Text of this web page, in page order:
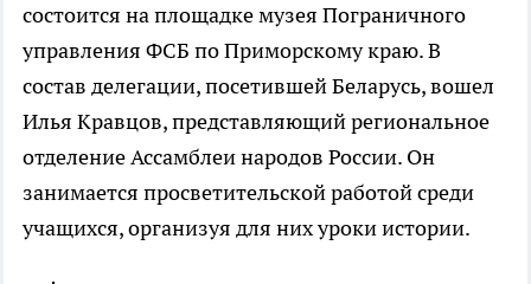
состоится на площадке музея Пограничного
управления ФСБ по Приморскому краю. В
состав делегации, посетившей Беларусь, вошел
Илья Кравцов, представляющий региональное
отделение Ассамблеи народов России. Он
занимается просветительской работой среди
учащихся, организуя для них уроки истории.